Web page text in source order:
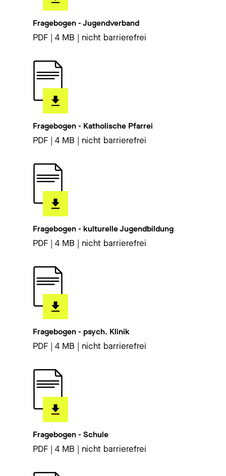
Fragebogen - Jugendverband
PDF | 4 MB | nicht barrierefrei
Fragebogen - Katholische Pfarrei
PDF | 4 MB | nicht barrierefrei
Fragebogen - kulturelle Jugendbildung
PDF | 4 MB | nicht barrierefrei
Fragebogen - psych. Klinik
PDF | 4 MB | nicht barrierefrei
Fragebogen - Schule
PDF | 4 MB | nicht barrierefrei